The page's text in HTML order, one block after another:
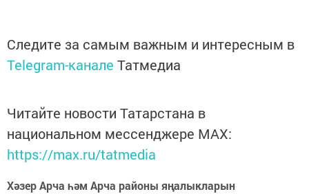
Следите за самым важным и интересным в
Telegram-канале Татмедиа
Читайте новости Татарстана в
национальном мессенджере MАХ:
https://max.ru/tatmedia
Хәзер Арча һәм Арча районы яңалыкларын